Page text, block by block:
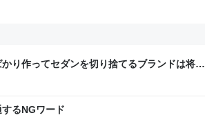
り作ってセダンを切り捨てるブランドは将来
SUVしか作れないデザイナーで溢れてしま
するNGワード